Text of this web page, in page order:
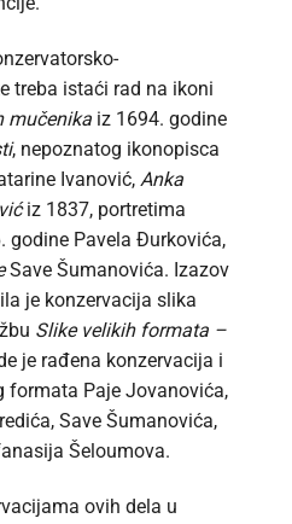
treba istaći rad na ikoni
mučenika iz 1694. godine
, nepoznatog ikonopisca
Ivanović, Anka
iz 1837, portretima
godine Pavela Đurkovića,
Save Šumanovića. Izazov
je konzervacija slika
Slike velikih formata –
je rađena konzervacija i
formata Paje Jovanovića,
Save Šumanovića,
Šeloumova.
ovih dela u